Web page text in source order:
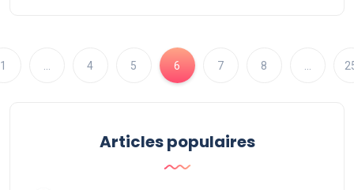
1 4 5 6 7 8
Articles populaires